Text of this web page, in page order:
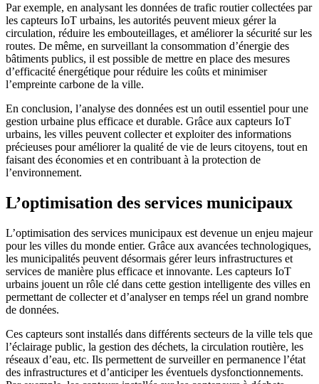
Par exemple, en analysant les données de trafic routier collectées par
les capteurs IoT urbains, les autorités peuvent mieux gérer la
circulation, réduire les embouteillages, et améliorer la sécurité sur les
routes. De même, en surveillant la consommation d’énergie des
bâtiments publics, il est possible de mettre en place des mesures
d’efficacité énergétique pour réduire les coûts et minimiser
l’empreinte carbone de la ville.
En conclusion, l’analyse des données est un outil essentiel pour une
gestion urbaine plus efficace et durable. Grâce aux capteurs IoT
urbains, les villes peuvent collecter et exploiter des informations
précieuses pour améliorer la qualité de vie de leurs citoyens, tout en
faisant des économies et en contribuant à la protection de
l’environnement.
L’optimisation des services municipaux
L’optimisation des services municipaux est devenue un enjeu majeur
pour les villes du monde entier. Grâce aux avancées technologiques,
les municipalités peuvent désormais gérer leurs infrastructures et
services de manière plus efficace et innovante. Les capteurs IoT
urbains jouent un rôle clé dans cette gestion intelligente des villes en
permettant de collecter et d’analyser en temps réel un grand nombre
de données.
Ces capteurs sont installés dans différents secteurs de la ville tels que
l’éclairage public, la gestion des déchets, la circulation routière, les
réseaux d’eau, etc. Ils permettent de surveiller en permanence l’état
des infrastructures et d’anticiper les éventuels dysfonctionnements.